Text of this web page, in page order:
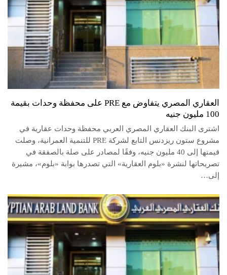
العقاري المصري يتفاوض مع PRE على محفظة وحدات بقيمة
100 مليون جنيه
اشترى البنك العقاري المصري العربي محفظة وحدات عقارية في
مشروع ستون ريزدنس التابع لشركة PRE للتنمية العمرانية، وصلت
قيمتها إلى 40 مليون جنيه، وفقًا لمصادر على صلة بالصفقة في
تصريحاتها لنشرة «بلوم العقارية» التي تصدرها بوابة «بلوم»، مشيرة
إلى…